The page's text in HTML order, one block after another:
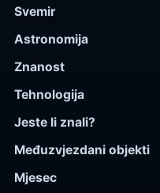
Svemir
Astronomija
Znanost
Tehnologija
Jeste li znali?
Međuzvjezdani objekti
Mjesec